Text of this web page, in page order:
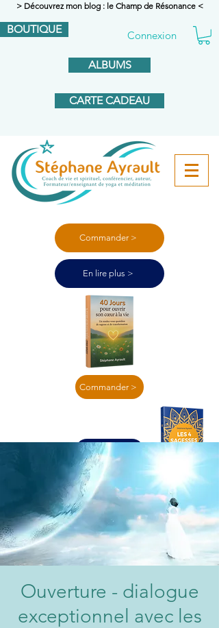
> Découvrez mon blog : le Champ de Résonance <
BOUTIQUE Connexion
ALBUMS
CARTE CADEAU
Commander >
En lire plus >
Commander >
En lire plus >
Ouverture - dialogue
exceptionnel avec les